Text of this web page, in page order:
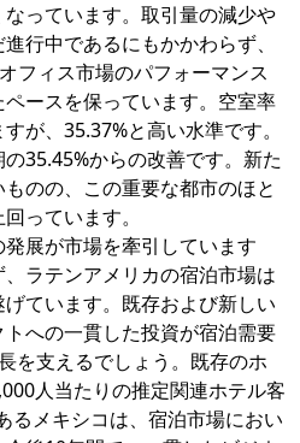
っています。取引量の減少や
行中であるにもかかわらず、
フィス市場のパフォーマンス
ースを保っています。空室率
が、35.37%と高い水準です。
35.45%からの改善です。新た
のの、この重要な都市のほと
っています。
展が市場を牽引しています
ラテンアメリカの宿泊市場は
げています。既存および新しい
への一貫した投資が宿泊需要
を支えるでしょう。既存のホ
人当たりの推定関連ホテル客
るメキシコは、宿泊市場におい